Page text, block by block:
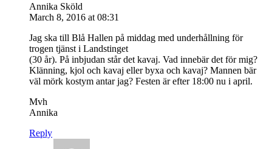
Annika Sköld
March 8, 2016 at 08:31
Jag ska till Blå Hallen på middag med underhållning för
trogen tjänst i Landstinget
(30 år). På inbjudan står det kavaj. Vad innebär det för mig?
Klänning, kjol och kavaj eller byxa och kavaj? Mannen bär
väl mörk kostym antar jag? Festen är efter 18:00 nu i april.
Mvh
Annika
Reply